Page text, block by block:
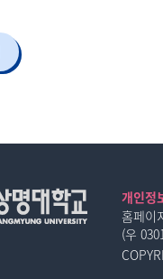
개인정
홈페이
(우